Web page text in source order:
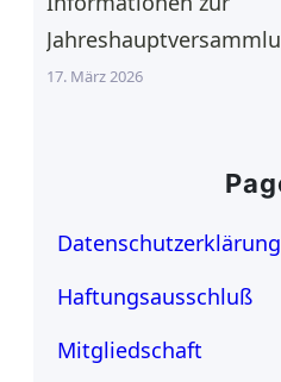
17. März 2026
Datenschutzerklärung
Haftungsausschluß
Mitgliedschaft